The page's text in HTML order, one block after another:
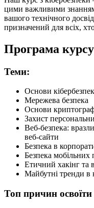
цими важливими
вашого технічного
призначений для всіх,
Програма курсу
Теми:
Основи
Мережева безпека
Основи
Захист
Веб-безпека:
веб-сайти
Безпека в
Безпека мобільних
Етичний хакінг та
Майбутні тренди в
Топ причин